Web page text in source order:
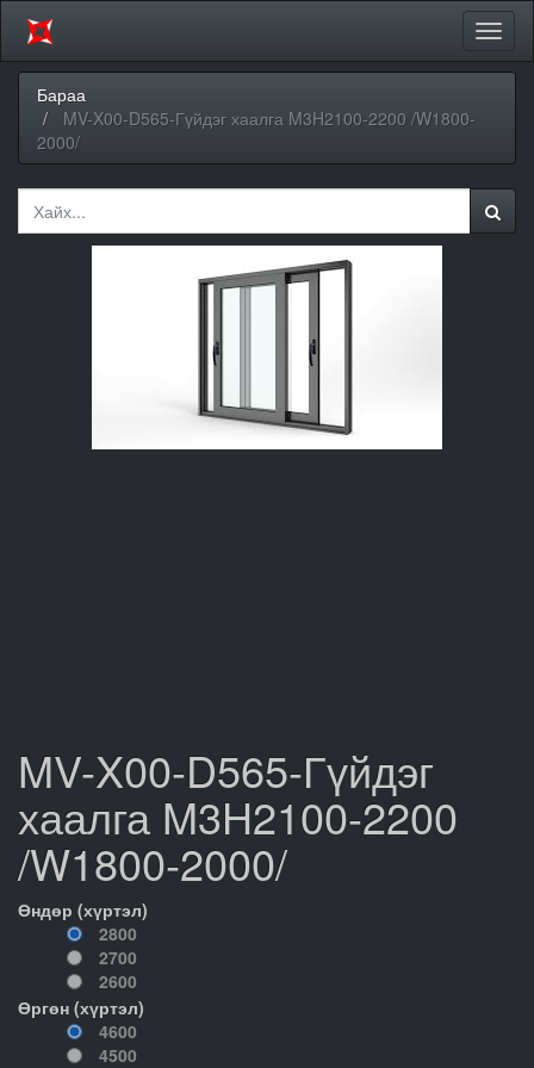
Бараа
MV-X00-D565-Гүйдэг хаалга M3H2100-2200 /W1800-
2000/
MV-X00-D565-Гүйдэг
хаалга M3H2100-2200
/W1800-2000/
Өндөр (хүртэл)
2800
2700
2600
Өргөн (хүртэл)
4600
4500